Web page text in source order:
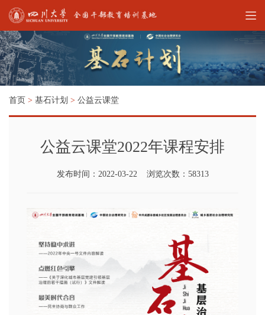
首页 > 基石计划 > 公益云课堂
公益云课堂2022年课程安排
发布时间：2022-03-22 浏览次数：58313